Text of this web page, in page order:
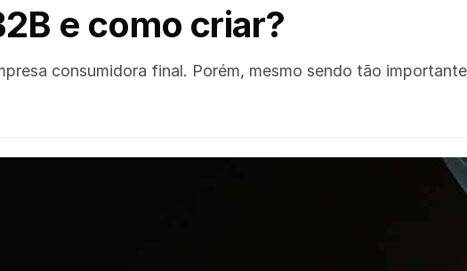
e como criar?
consumidora final. Porém, mesmo sendo tão